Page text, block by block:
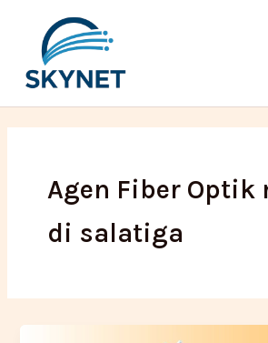
konten
Agen Fiber Optik
di salatiga